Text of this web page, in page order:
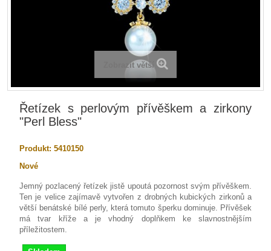
Zobrazit větší
Řetízek s perlovým přívěškem a zirkony
"Perl Bless"
Produkt: 5410150
Nové
Jemný pozlacený řetízek jistě upoutá pozornost svým přívěškem.
Ten je velice zajímavě vytvořen z drobných kubických zirkonů a
větší benátské bílé perly, která tomuto šperku dominuje. Přívěšek
má tvar kříže a je vhodný doplňkem ke slavnostnějším
příležitostem.